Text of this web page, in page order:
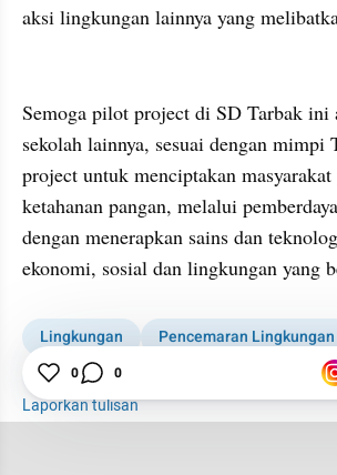
aksi lingkungan lainnya yang
Semoga pilot project di SD Tarbak ini
sekolah lainnya, sesuai dengan mimpi
project untuk menciptakan
ketahanan pangan, melalui
dengan menerapkan sains dan
ekonomi, sosial dan lingkungan yang
Lingkungan Pencemaran Lingkungan
Siswa
SD Terbaik Sains
Laporkan tulisan
0 0